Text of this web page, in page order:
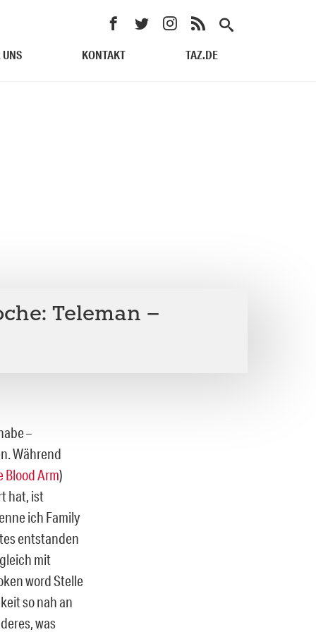
UNS KONTAKT TAZ.DE
Teleman –
–
Während
Blood Arm)
hat, ist
ich Family
entstanden
mit
word Stelle
so nah an
was